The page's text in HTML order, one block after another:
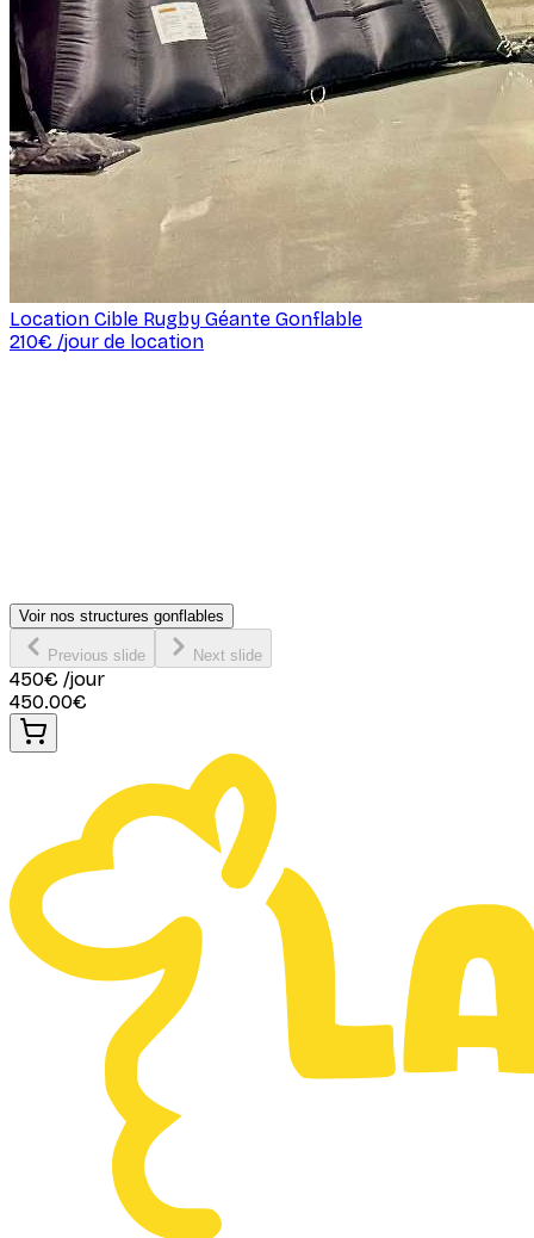
Location Cible Rugby Géante Gonflable
210€ /jour de location
Voir nos structures gonflables
Previous slide Next slide
450€ /jour
450.00€